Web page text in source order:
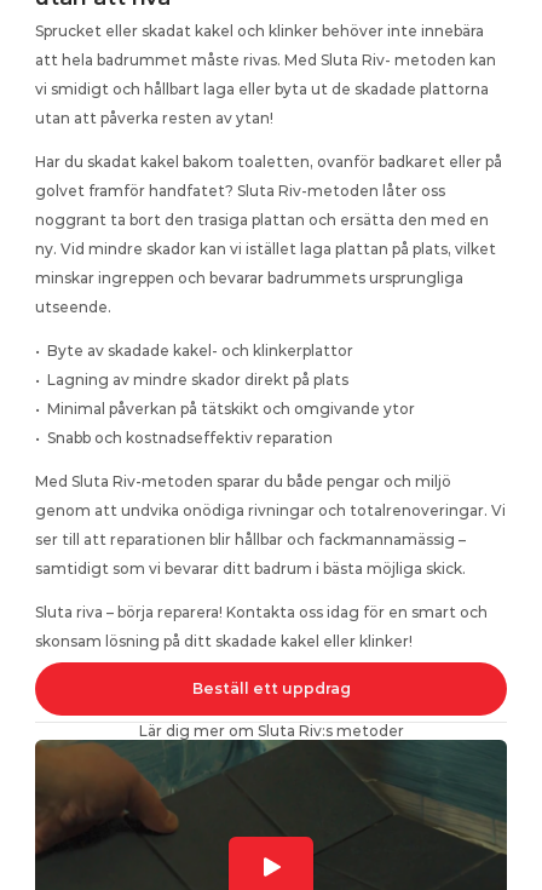
Vi identifierar fukt bakom kakel och reparerar lokalt
utan att riva hela ytan
Läckage i avloppsrör
Vi lokaliserar skadan i röret och reparerar läckaget utan
att riva konstruktionen
Dolt läckage i golv
Vi hittar dolda skador i golvet och reparerar utan att riva
upp hela ytan
Se på denna korta video som visar hur vi hittar och
reparerar skador utan att riva
Sluta Riv - Utbildning
Kika på denna korta video där vi utbildar inom VALF &
Sprucket eller skadat kakel och klinker behöver inte innebära
att hela badrummet måste rivas. Med Sluta Riv- metoden kan
vi smidigt och hållbart laga eller byta ut de skadade plattorna
utan att påverka resten av ytan!
Har du skadat kakel bakom toaletten, ovanför badkaret eller på
golvet framför handfatet? Sluta Riv-metoden låter oss
noggrant ta bort den trasiga plattan och ersätta den med en
ny. Vid mindre skador kan vi istället laga plattan på plats, vilket
minskar ingreppen och bevarar badrummets ursprungliga
utseende.
•  Byte av skadade kakel- och klinkerplattor
•  Lagning av mindre skador direkt på plats
•  Minimal påverkan på tätskikt och omgivande ytor
•  Snabb och kostnadseffektiv reparation
Med Sluta Riv-metoden sparar du både pengar och miljö
genom att undvika onödiga rivningar och totalrenoveringar. Vi
ser till att reparationen blir hållbar och fackmannamässig –
samtidigt som vi bevarar ditt badrum i bästa möjliga skick.
Sluta riva – börja reparera! Kontakta oss idag för en smart och
skonsam lösning på ditt skadade kakel eller klinker!
Beställ ett uppdrag
Lär dig mer om Sluta Riv:s metoder